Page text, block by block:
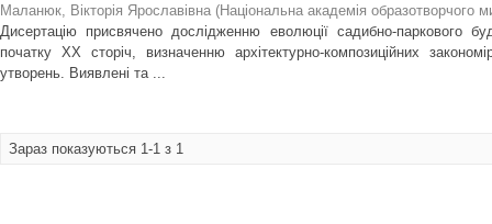
Маланюк, Вікторія Ярославівна (Національна академія образотворчого
Дисертацію присвячено дослідженню еволюції садибно-паркового
початку ХХ сторіч, визначенню архітектурно-композиційних
утворень. Виявлені та ...
Зараз показуються 1-1 з 1